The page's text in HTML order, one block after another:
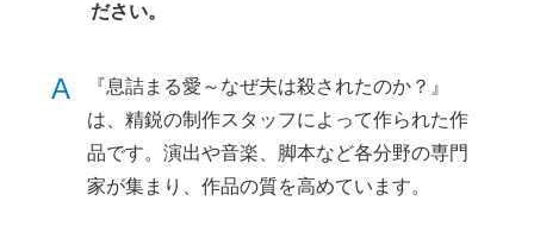
ださい。
A
『息詰まる愛～なぜ夫は殺されたのか？』
は、精鋭の制作スタッフによって作られた作
品です。演出や音楽、脚本など各分野の専門
家が集まり、作品の質を高めています。